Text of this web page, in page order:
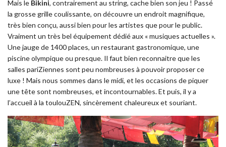
Mais le Bikini, contrairement au string, cache bien son jeu ! Passé
la grosse grille coulissante, on découvre un endroit magnifique,
très bien conçu, aussi bien pour les artistes que pour le public.
Vraiment un très bel équipement dédié aux « musiques actuelles ».
Une jauge de 1400 places, un restaurant gastronomique, une
piscine olympique ou presque. Il faut bien reconnaitre que les
salles pariZiennes sont peu nombreuses à pouvoir proposer ce
luxe ! Mais nous sommes dans le midi, et les occasions de piquer
une tête sont nombreuses, et incontournables. Et puis, il y a
l’accueil à la toulouZEN, sincèrement chaleureux et souriant.